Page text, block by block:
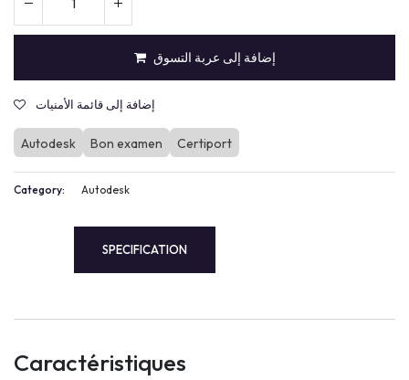
إضافة إلى عربة التسوق
إضافة إلى قائمة الأمنيات
Autodesk Bon examen Certiport
Category: Autodesk
SPECIFICATION
Caractéristiques